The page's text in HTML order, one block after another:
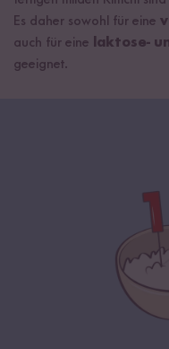
Es daher sowohl für eine
auch für eine
laktose-
geeignet.